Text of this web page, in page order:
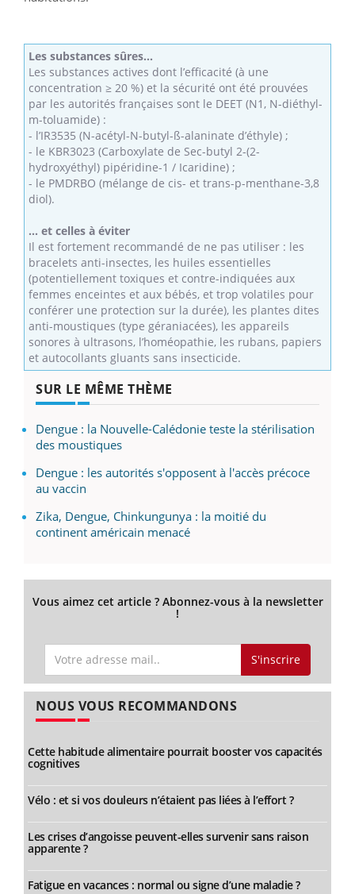
Les substances sûres...
Les substances actives dont l’efficacité (à une
concentration ≥ 20 %) et la sécurité ont été prouvées
par les autorités françaises sont le DEET (N1, N-diéthyl-
m-toluamide) :
- l’IR3535 (N-acétyl-N-butyl-ß-alaninate d’éthyle) ;
- le KBR3023 (Carboxylate de Sec-butyl 2-(2-
hydroxyéthyl) pipéridine-1 / Icaridine) ;
- le PMDRBO (mélange de cis- et trans-p-menthane-3,8
diol).
... et celles à éviter
Il est fortement recommandé de ne pas utiliser : les
bracelets anti-insectes, les huiles essentielles
(potentiellement toxiques et contre-indiquées aux
femmes enceintes et aux bébés, et trop volatiles pour
conférer une protection sur la durée), les plantes dites
anti-moustiques (type géraniacées), les appareils
sonores à ultrasons, l’homéopathie, les rubans, papiers
et autocollants gluants sans insecticide.
SUR LE MÊME THÈME
Dengue : la Nouvelle-Calédonie teste la stérilisation
des moustiques
Dengue : les autorités s'opposent à l'accès précoce
au vaccin
Zika, Dengue, Chinkungunya : la moitié du
continent américain menacé
Vous aimez cet article ? Abonnez-vous à la newsletter
!
S'inscrire
NOUS VOUS RECOMMANDONS
Cette habitude alimentaire pourrait booster vos capacités
cognitives
Vélo : et si vos douleurs n’étaient pas liées à l’effort ?
Les crises d’angoisse peuvent-elles survenir sans raison
apparente ?
Fatigue en vacances : normal ou signe d’une maladie ?